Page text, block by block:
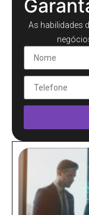
As habilidades